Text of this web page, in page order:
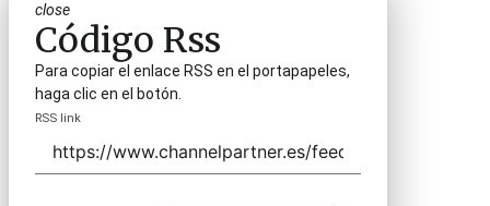
close
Código Rss
Para copiar el enlace RSS en el portapapeles,
haga clic en el botón.
RSS link